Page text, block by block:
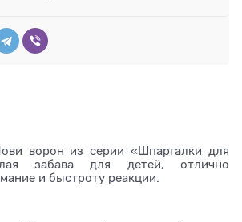
ворон из серии «Шпаргалки для
забава для детей, отлично
и быстроту реакции.